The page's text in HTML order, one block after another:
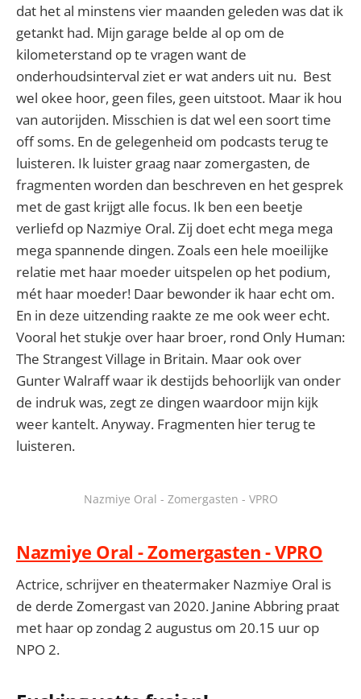
dat het al minstens vier maanden geleden was dat ik
getankt had. Mijn garage belde al op om de
kilometerstand op te vragen want de
onderhoudsinterval ziet er wat anders uit nu. Best
wel okee hoor, geen files, geen uitstoot. Maar ik hou
van autorijden. Misschien is dat wel een soort time
off soms. En de gelegenheid om podcasts terug te
luisteren. Ik luister graag naar zomergasten, de
fragmenten worden dan beschreven en het gesprek
met de gast krijgt alle focus. Ik ben een beetje
verliefd op Nazmiye Oral. Zij doet echt mega mega
mega spannende dingen. Zoals een hele moeilijke
relatie met haar moeder uitspelen op het podium,
mét haar moeder! Daar bewonder ik haar echt om.
En in deze uitzending raakte ze me ook weer echt.
Vooral het stukje over haar broer, rond Only Human:
The Strangest Village in Britain. Maar ook over
Gunter Walraff waar ik destijds behoorlijk van onder
de indruk was, zegt ze dingen waardoor mijn kijk
weer kantelt. Anyway. Fragmenten hier terug te
luisteren.
Nazmiye Oral - Zomergasten - VPRO
Nazmiye Oral - Zomergasten - VPRO
Actrice, schrijver en theatermaker Nazmiye Oral is
de derde Zomergast van 2020. Janine Abbring praat
met haar op zondag 2 augustus om 20.15 uur op
NPO 2.